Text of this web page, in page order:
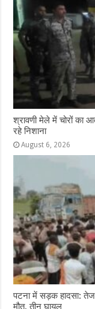
श्रावणी मेले में चोरों का
रहे निशाना
August 6, 2026
पटना में सड़क हादसा:
मौत, तीन घायल